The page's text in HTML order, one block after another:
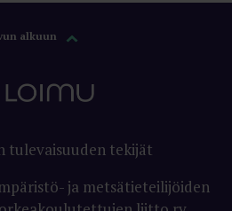
alkuun
tulevaisuuden tekijät
ja metsätieteilijöiden